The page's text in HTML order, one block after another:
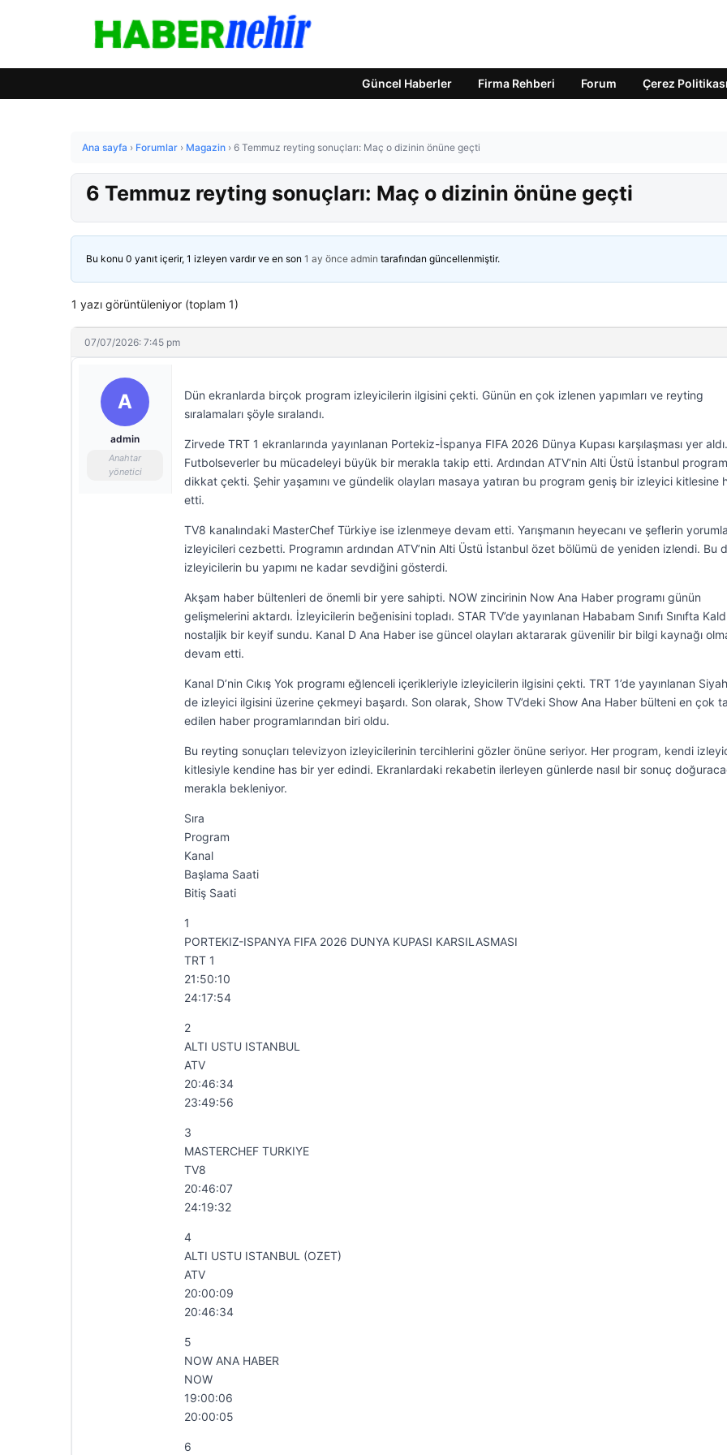
Güncel Haberler Firma Rehberi Forum Çerez Politikası
Ana sayfa › Forumlar › Magazin › 6 Temmuz reyting sonuçları: Maç o dizinin önüne geçti
6 Temmuz reyting sonuçları: Maç o dizinin önüne geçti
Bu konu 0 yanıt içerir, 1 izleyen vardır ve en son 1 ay önce admin tarafından güncellenmiştir.
1 yazı görüntüleniyor (toplam 1)
07/07/2026: 7:45 pm
A
admin
Anahtar
yönetici
Dün ekranlarda birçok program izleyicilerin ilgisini çekti. Günün en çok izlenen yapımları ve reyting
sıralamaları şöyle sıralandı.
Zirvede TRT 1 ekranlarında yayınlanan Portekiz-İspanya FIFA 2026 Dünya Kupası karşılaşması yer aldı.
Futbolseverler bu mücadeleyi büyük bir merakla takip etti. Ardından ATV’nin Alti Üstü İstanbul
dikkat çekti. Şehir yaşamını ve gündelik olayları masaya yatıran bu program geniş bir izleyici kitlesine
etti.
TV8 kanalındaki MasterChef Türkiye ise izlenmeye devam etti. Yarışmanın heyecanı ve şeflerin
izleyicileri cezbetti. Programın ardından ATV’nin Alti Üstü İstanbul özet bölümü de yeniden izlendi. Bu
izleyicilerin bu yapımı ne kadar sevdiğini gösterdi.
Akşam haber bültenleri de önemli bir yere sahipti. NOW zincirinin Now Ana Haber programı günün
gelişmelerini aktardı. İzleyicilerin beğenisini topladı. STAR TV’de yayınlanan Hababam Sınıfı Sınıfta
nostaljik bir keyif sundu. Kanal D Ana Haber ise güncel olayları aktararak güvenilir bir bilgi kaynağı
devam etti.
Kanal D’nin Cıkış Yok programı eğlenceli içerikleriyle izleyicilerin ilgisini çekti. TRT 1’de yayınlanan
de izleyici ilgisini üzerine çekmeyi başardı. Son olarak, Show TV’deki Show Ana Haber bülteni en çok
edilen haber programlarından biri oldu.
Bu reyting sonuçları televizyon izleyicilerinin tercihlerini gözler önüne seriyor. Her program, kendi
kitlesiyle kendine has bir yer edindi. Ekranlardaki rekabetin ilerleyen günlerde nasıl bir sonuç
merakla bekleniyor.
Sıra
Program
Kanal
Başlama Saati
Bitiş Saati
1
PORTEKIZ-ISPANYA FIFA 2026 DUNYA KUPASI KARSILASMASI
TRT 1
21:50:10
24:17:54
2
ALTI USTU ISTANBUL
ATV
20:46:34
23:49:56
3
MASTERCHEF TURKIYE
TV8
20:46:07
24:19:32
4
ALTI USTU ISTANBUL (OZET)
ATV
20:00:09
20:46:34
5
NOW ANA HABER
NOW
19:00:06
20:00:05
6